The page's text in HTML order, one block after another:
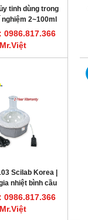
tinh dùng trong
nghiệm 2~100ml
TRUTH
0986.817.366
Mr.Việt
Scilab Korea |
nhiệt bình cầu
vải 250ml
0986.817.366
Mr.Việt